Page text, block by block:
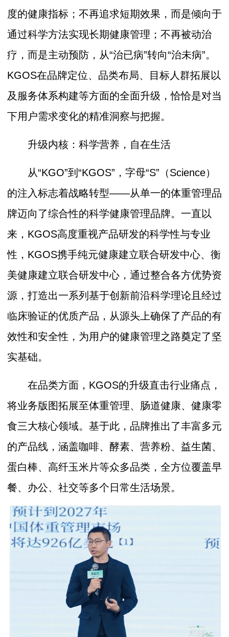
度的健康指标；不再追求短期效果，而是倾向于
通过科学方法实现长期健康管理；不再被动治
疗，而是主动预防，从“治已病”转向“治未病”。
KGOS在品牌定位、品类布局、目标人群拓展以
及服务体系构建等方面的全面升级，恰恰是对当
下用户需求变化的精准洞察与把握。
升级内核：科学营养，自在生活
从“KGO”到“KGOS”，字母“S”（Science）
的注入标志着战略转型——从单一的体重管理品
牌迈向了综合性的科学健康管理品牌。一直以
来，KGOS高度重视产品研发的科学性与专业
性，KGOS携手纯元健康建立联合研发中心、衡
美健康建立联合研发中心，通过整合各方优势资
源，打造出一系列基于创新前沿科学理论且经过
临床验证的优质产品，从源头上确保了产品的有
效性和安全性，为用户的健康管理之路奠定了坚
实基础。
在品类方面，KGOS的升级直击行业痛点，
将业务版图拓展至体重管理、肠道健康、健康零
食三大核心领域。基于此，品牌推出了丰富多元
的产品线，涵盖咖啡、酵素、营养粉、益生菌、
蛋白棒、高纤玉米片等众多品类，全方位覆盖早
餐、办公、社交等多个日常生活场景。